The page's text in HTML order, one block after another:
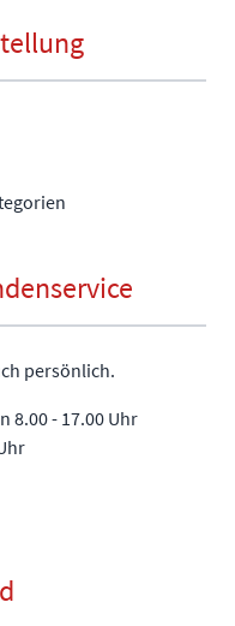
persönlich.
8.00 - 17.00 Uhr